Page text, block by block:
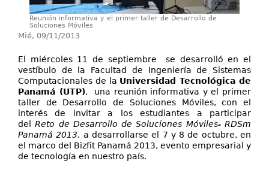
Reunión informativa y el primer taller de Desarrollo de
Soluciones Móviles
Mié, 09/11/2013
El miércoles 11 de septiembre se desarrolló en el
vestíbulo de la Facultad de Ingeniería de Sistemas
Computacionales de la Universidad Tecnológica de
Panamá (UTP), una reunión informativa y el primer
taller de Desarrollo de Soluciones Móviles, con el
interés de invitar a los estudiantes a participar
del
Reto de Desarrollo de Soluciones Móviles- RDSm
Panamá 2013, a desarrollarse el 7 y 8 de octubre, en
el marco del Bizfit Panamá 2013, evento empresarial y
de tecnología en nuestro país.